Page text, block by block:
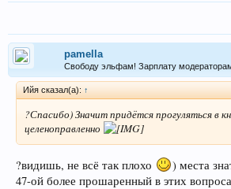
pamella
Свободу эльфам! Зарплату
Ийя сказал(а): ↑
?Спасибо) Значит придётся прогуляться в
целеноправленно
?видишь, не всё так плохо
) места
47-ой более прошаренный в этих